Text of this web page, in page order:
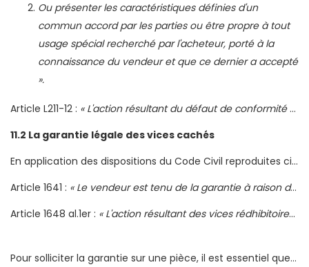
Ou présenter les caractéristiques définies d'un
commun accord par les parties ou être propre à tout
usage spécial recherché par l'acheteur, porté à la
connaissance du vendeur et que ce dernier a accepté
».
Article L211-12 : « L'action résultant du défaut de conformité se prescrit par deux ans à compter de la délivrance du bien ».
11.2 La garantie légale des vices cachés
En application des dispositions du Code Civil reproduites ci-dessous, le Client bénéficie d'une garantie contre les vices cachés des pièces achetées sur le site www.meca-express.fr.
Article 1641 : « Le vendeur est tenu de la garantie à raison des défauts cachés de la chose vendue qui la rendent impropre à l'usage auquel on la destine, ou qui diminuent tellement cet usage que l'acheteur ne l'aurait pas acquise, ou n'en aurait donné qu'un moindre prix, s'il les avait connus. »
Article 1648 al.1er : « L'action résultant des vices rédhibitoires doit être intentée par l'acheteur dans un délai de 2 ans à compter de la découverte du vice. »
Pour solliciter la garantie sur une pièce, il est essentiel que le Client conserve la facture d'achat du produit sous garantie.